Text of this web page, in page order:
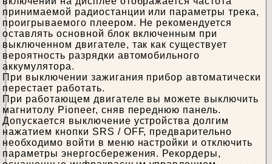
принимаемой радиостанции или параметры трека,
проигрываемого плеером. Не рекомендуется
оставлять основной блок включенным при
выключенном двигателе, так как существует
вероятность разрядки автомобильного
аккумулятора.
При выключении зажигания прибор автоматически
перестает работать.
При работающем двигателе вы можете выключить
магнитолу Pioneer, сняв переднюю панель.
Допускается выключение устройства долгим
нажатием кнопки SRS / OFF, предварительно
необходимо войти в меню настройки и отключить
параметры энергосбережения. Рекордеры,